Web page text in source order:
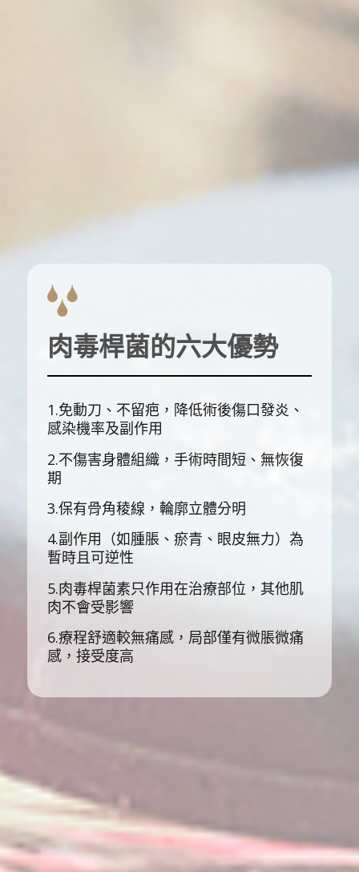
肉毒桿菌的六大優勢
1.免動刀、不留疤，降低術後傷口發炎、
感染機率及副作用
2.不傷害身體組織，手術時間短、無恢復
期
3.保有骨角稜線，輪廓立體分明
4.副作用（如腫脹、瘀青、眼皮無力）為
暫時且可逆性
5.肉毒桿菌素只作用在治療部位，其他肌
肉不會受影響
6.療程舒適較無痛感，局部僅有微脹微痛
感，接受度高